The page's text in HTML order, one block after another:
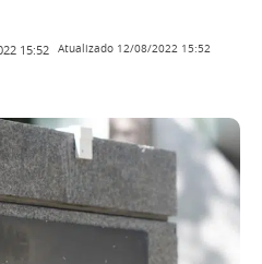
15:52 Atualizado 12/08/2022 15:52